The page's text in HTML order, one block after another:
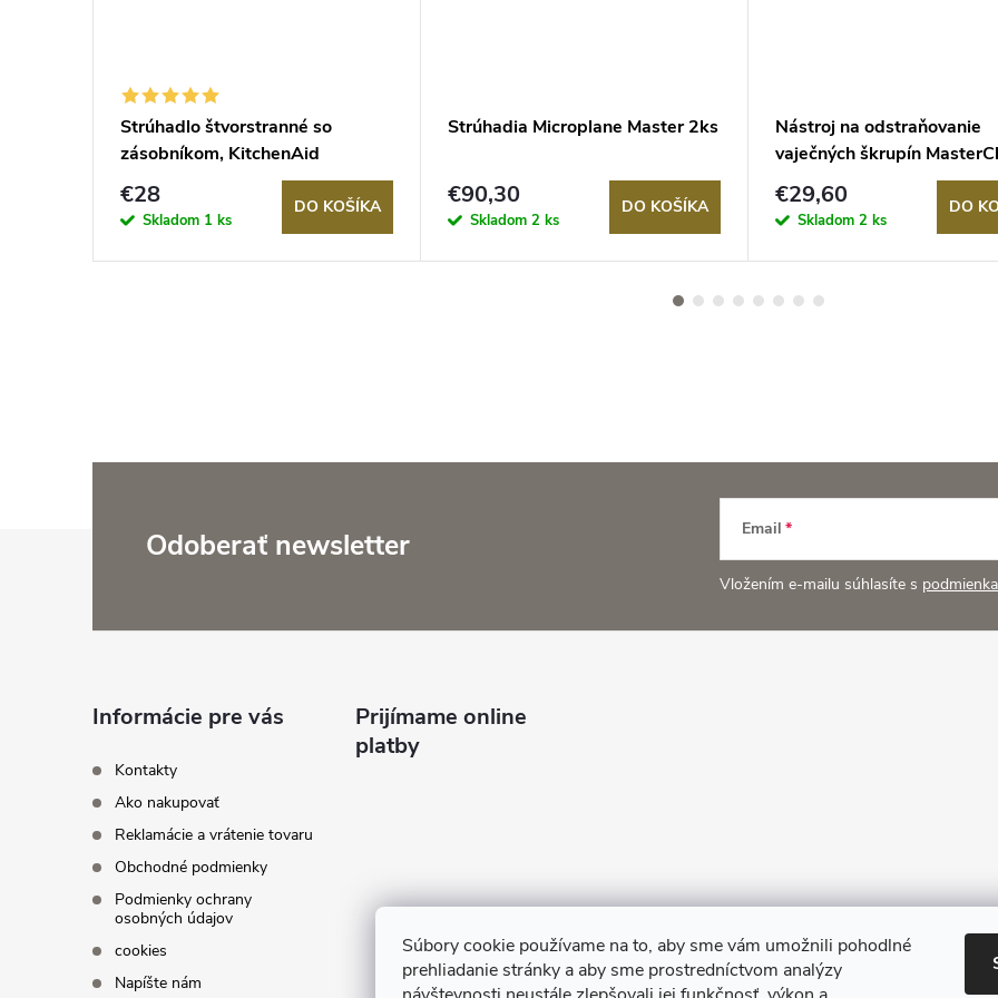
Súbory cookie používame na to, aby sme vám umožnili pohodlné
prehliadanie stránky a aby sme prostredníctvom analýzy
Strúhadlo štvorstranné so
zásobníkom, KitchenAid
€28
Skladom 1 ks
DO KOŠÍKA
Strúhadia Microplane Master 2ks
€90,30
Skladom 2 ks
DO KOŠÍKA
Nástroj na odstraňovanie
vaječných škrupín
€29,60
Skladom 2 ks
DO
Odoberať newsletter Email
Vložením e-mailu súhlasíte s
Informácie pre vás
Kontakty
Ako nakupovať
Reklamácie a vrátenie tovaru
Obchodné podmienky
Podmienky ochrany
osobných údajov
cookies
Napíšte nám
Prijímame online
platby